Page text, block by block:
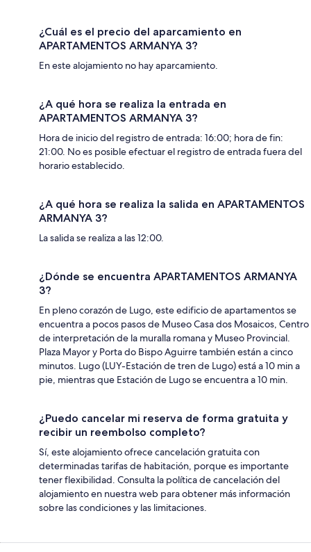
¿Cuál es el precio del aparcamiento en
APARTAMENTOS ARMANYA 3?
En este alojamiento no hay aparcamiento.
¿A qué hora se realiza la entrada en
APARTAMENTOS ARMANYA 3?
Hora de inicio del registro de entrada: 16:00; hora de fin:
21:00. No es posible efectuar el registro de entrada fuera del
horario establecido.
¿A qué hora se realiza la salida en APARTAMENTOS
ARMANYA 3?
La salida se realiza a las 12:00.
¿Dónde se encuentra APARTAMENTOS ARMANYA
3?
En pleno corazón de Lugo, este edificio de apartamentos se
encuentra a pocos pasos de Museo Casa dos Mosaicos, Centro
de interpretación de la muralla romana y Museo Provincial.
Plaza Mayor y Porta do Bispo Aguirre también están a cinco
minutos. Lugo (LUY-Estación de tren de Lugo) está a 10 min a
pie, mientras que Estación de Lugo se encuentra a 10 min.
¿Puedo cancelar mi reserva de forma gratuita y
recibir un reembolso completo?
Sí, este alojamiento ofrece cancelación gratuita con
determinadas tarifas de habitación, porque es importante
tener flexibilidad. Consulta la política de cancelación del
alojamiento en nuestra web para obtener más información
sobre las condiciones y las limitaciones.